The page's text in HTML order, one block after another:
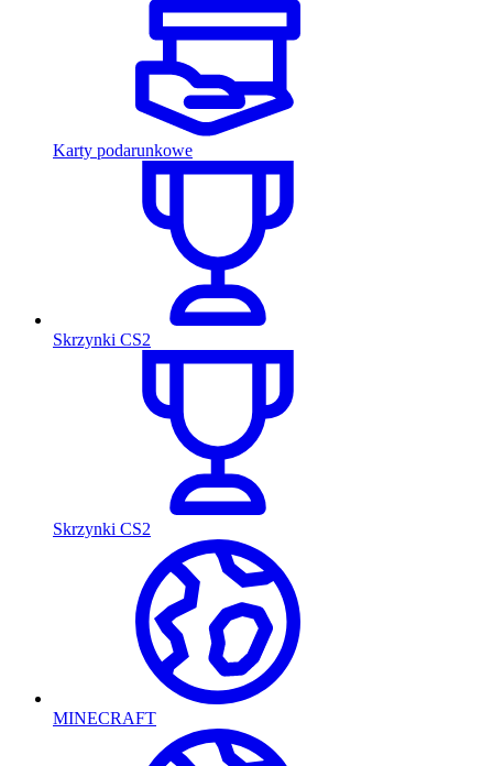
Karty podarunkowe
Skrzynki CS2
Skrzynki CS2
MINECRAFT